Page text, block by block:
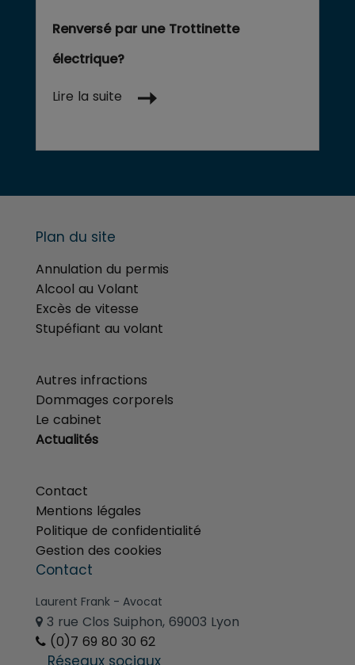
Renversé par une Trottinette
électrique?
Lire la suite
Plan du site
Annulation du permis
Alcool au Volant
Excès de vitesse
Stupéfiant au volant
Autres infractions
Dommages corporels
Le cabinet
Actualités
Contact
Mentions légales
Politique de confidentialité
Gestion des cookies
Contact
Laurent Frank - Avocat
3 rue Clos Suiphon, 69003 Lyon
(0)7 69 80 30 62
Réseaux sociaux